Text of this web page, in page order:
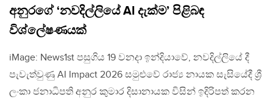
අනුරගේ ‘නවදිල්ලියේ AI දැක්ම’ පිළිබඳ
විශ්ලේෂණයක්
iMage: News1st පසුගිය 19 වනදා ඉන්දියාවේ, නවදිල්ලියේ දී
පැවැත්වුණු AI Impact 2026 සමුළුවේ රාජ්‍ය නායක සැසියේදී ශ්‍රී
ලංකා ජනාධිපති අනුර කුමාර දිසානායක විසින් ඉදිරිපත් කරන